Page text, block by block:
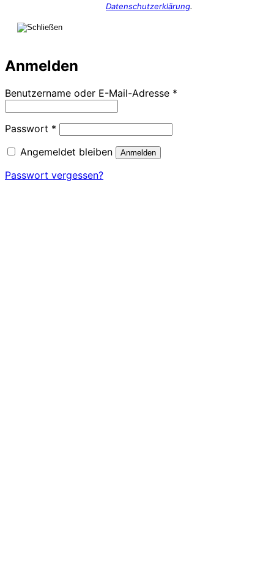
Datenschutzerklärung.
Anmelden
Benutzername oder E-Mail-Adresse *
Passwort * Erforderlich
Angemeldet bleiben
Anmelden
Passwort vergessen?